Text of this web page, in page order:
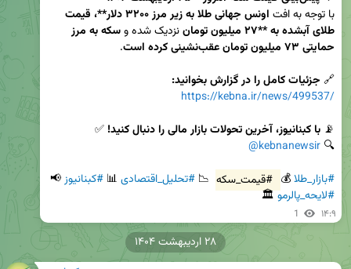
با توجه به افت
طلای آبشده به **۲۷ میلیون تومان
نزدیک شده و
سکه به مرز
حمایتی ۷۳ میلیون تومان عقب‌نشینی کرده است
🔗 جزئیات کامل را در گزارش بخوانید:
https://kebna.ir/news/499537/
📡 با کبنانیوز، آخرین تحولات بازار مالی را دنبال کنید!
🔍
@kebnanewsir
#بازار_طلا 💰 #قیمت_سکه 📉 #تحلیل_اقتصادی 📊 #کبنانیوز 📢
#لایحه_پالرمو 🏛
1 ۱۴:۹
۲۸ اردیبهشت ۱۴۰۴